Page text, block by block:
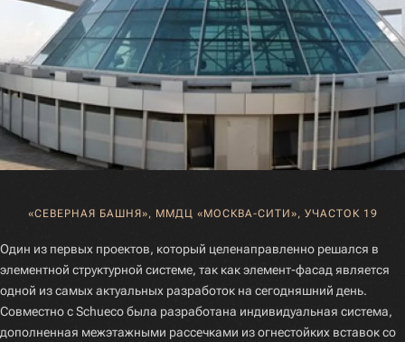
«СЕВЕРНАЯ БАШНЯ», ММДЦ «МОСКВА-СИТИ», УЧАСТОК 19
Один из первых проектов, который целенаправленно решался в
элементной структурной системе, так как элемент-фасад является
одной из самых актуальных разработок на сегодняшний день.
Совместно с Schueco была разработана индивидуальная система,
дополненная межэтажными рассечками из огнестойких вставок со